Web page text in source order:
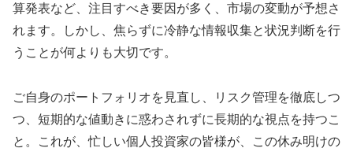
算発表など、注目すべき要因が多く、市場の変動が予想さ
れます。しかし、焦らずに冷静な情報収集と状況判断を行
うことが何よりも大切です。
ご自身のポートフォリオを見直し、リスク管理を徹底しつ
つ、短期的な値動きに惑わされずに長期的な視点を持つこ
と。これが、忙しい個人投資家の皆様が、この休み明けの